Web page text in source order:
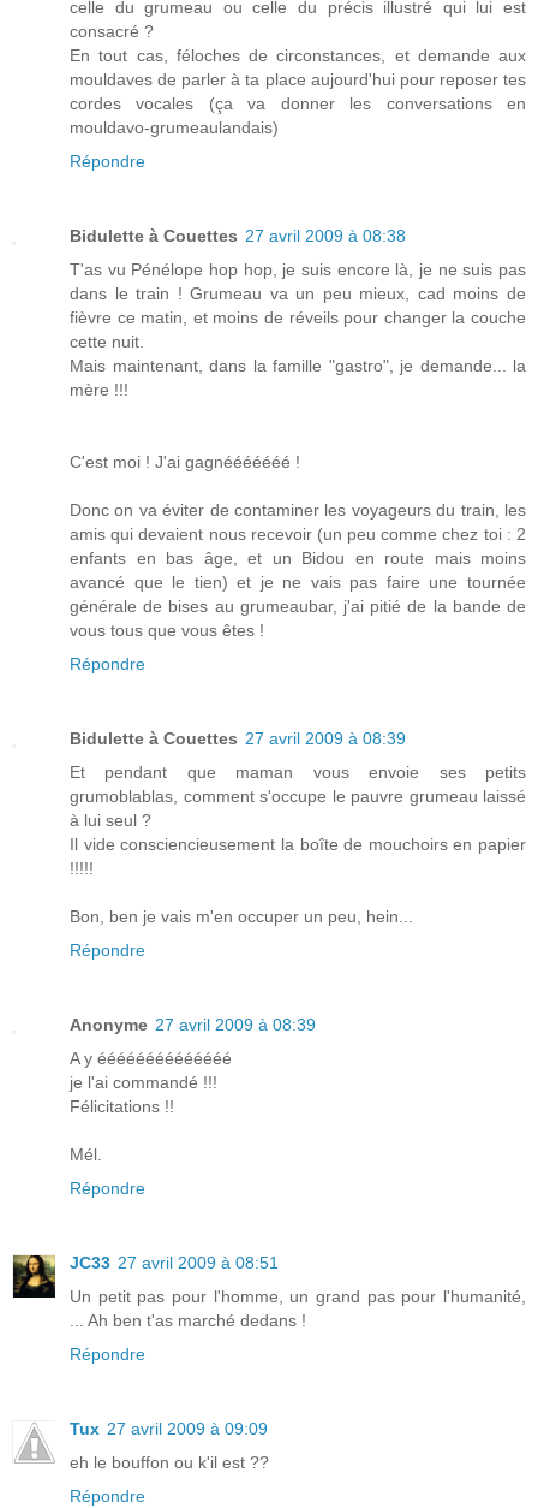
celle du grumeau ou celle du précis illustré qui lui est
consacré ?
En tout cas, féloches de circonstances, et demande aux
mouldaves de parler à ta place aujourd'hui pour reposer tes
cordes vocales (ça va donner les conversations en
mouldavo-grumeaulandais)
Répondre
Bidulette à Couettes 27 avril 2009 à 08:38
T'as vu Pénélope hop hop, je suis encore là, je ne suis pas
dans le train ! Grumeau va un peu mieux, cad moins de
fièvre ce matin, et moins de réveils pour changer la couche
cette nuit.
Mais maintenant, dans la famille "gastro", je demande... la
mère !!!
C'est moi ! J'ai gagnééééééé !
Donc on va éviter de contaminer les voyageurs du train, les
amis qui devaient nous recevoir (un peu comme chez toi : 2
enfants en bas âge, et un Bidou en route mais moins
avancé que le tien) et je ne vais pas faire une tournée
générale de bises au grumeaubar, j'ai pitié de la bande de
vous tous que vous êtes !
Répondre
Bidulette à Couettes 27 avril 2009 à 08:39
Et pendant que maman vous envoie ses petits
grumoblablas, comment s'occupe le pauvre grumeau laissé
à lui seul ?
Il vide consciencieusement la boîte de mouchoirs en papier
!!!!!
Bon, ben je vais m'en occuper un peu, hein...
Répondre
Anonyme 27 avril 2009 à 08:39
A y éééééééééééééé
je l'ai commandé !!!
Félicitations !!
Mél.
Répondre
JC33 27 avril 2009 à 08:51
Un petit pas pour l'homme, un grand pas pour l'humanité,
... Ah ben t'as marché dedans !
Répondre
Tux 27 avril 2009 à 09:09
eh le bouffon ou k'il est ??
Répondre